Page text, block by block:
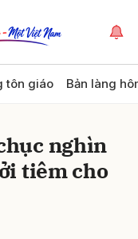
tôn giáo Bản làng
nghìn
tiêm cho